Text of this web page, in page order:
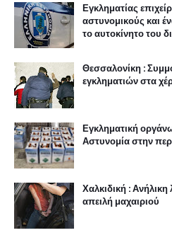
Εγκληματίας
αστυνομικούς και
το αυτοκίνητο του
Θεσσαλονίκη :
εγκληματιών στα
Εγκληματική
Αστυνομία στην
Χαλκιδική :
απειλή μαχαιριού